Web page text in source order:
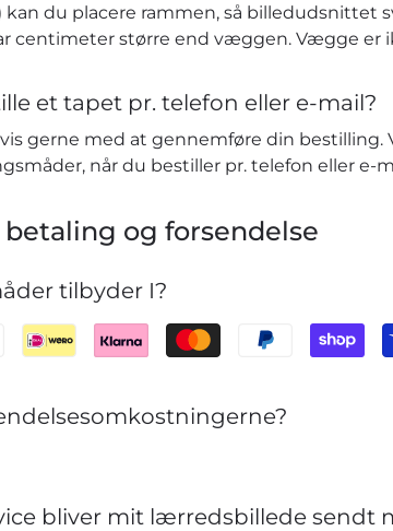
du placere rammen, så billedudsnittet
centimeter større end væggen. Vægge er
et tapet pr. telefon eller e-mail?
gerne med at gennemføre din bestilling.
når du bestiller pr. telefon eller e-
og forsendelse
tilbyder I?
bliver mit lærredsbillede sendt